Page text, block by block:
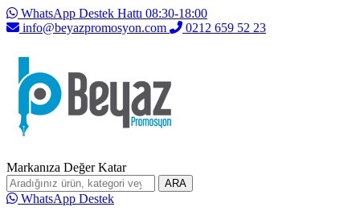
WhatsApp Destek Hattı 08:30-18:00
info@beyazpromosyon.com
0212 659 52 23
Markanıza Değer Katar
ARA
WhatsApp Destek